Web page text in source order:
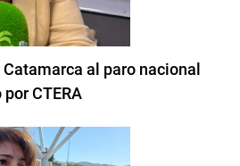
al paro nacional
CTERA